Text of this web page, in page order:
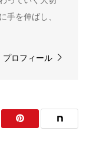
手を伸ばし、
プロフィール